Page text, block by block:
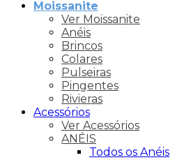
Moissanite
Ver Moissanite
Anéis
Brincos
Colares
Pulseiras
Pingentes
Rivieras
Acessórios
Ver Acessórios
ANÉIS
Todos os Anéis